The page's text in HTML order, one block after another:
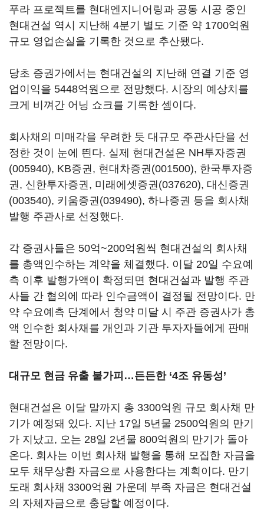
푸라 프로젝트를 현대엔지니어링과 공동 시공 중인
현대건설 역시 지난해 4분기 별도 기준 약 1700억원
규모 영업손실을 기록한 것으로 추산됐다.
당초 증권가에서는 현대건설의 지난해 연결 기준 영
업이익을 5448억원으로 전망했다. 시장의 예상치를
크게 비껴간 어닝 쇼크를 기록한 셈이다.
회사채의 미매각을 우려한 듯 대규모 주관사단을 선
정한 것이 눈에 띈다. 실제 현대건설은 NH투자증권
(005940), KB증권, 현대차증권(001500), 한국투자증
권, 신한투자증권, 미래에셋증권(037620), 대신증권
(003540), 키움증권(039490), 하나증권 등을 회사채
발행 주관사로 선정했다.
각 증권사들은 50억~200억원씩 현대건설의 회사채
를 총액인수하는 계약을 체결했다. 이달 20일 수요예
측 이후 발행가액이 확정되면 현대건설과 발행 주관
사들 간 협의에 따라 인수금액이 결정될 전망이다. 만
약 수요예측 단계에서 청약 미달 시 주관 증권사가 총
액 인수한 회사채를 개인과 기관 투자자들에게 판매
할 전망이다.
대규모 현금 유출 불가피…든든한 ‘4조 유동성’
현대건설은 이달 말까지 총 3300억원 규모 회사채 만
기가 예정돼 있다. 지난 17일 5년물 2500억원의 만기
가 지났고, 오는 28일 2년물 800억원의 만기가 돌아
온다. 회사는 이번 회사채 발행을 통해 모집한 자금을
모두 채무상환 자금으로 사용한다는 계획이다. 만기
도래 회사채 3300억원 가운데 부족 자금은 현대건설
의 자체자금으로 충당할 예정이다.